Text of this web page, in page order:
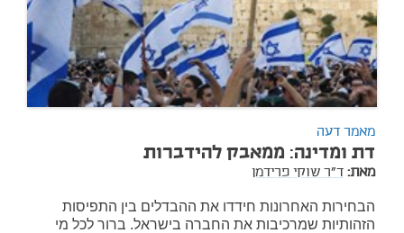
מאמר דעה
דת ומדינה: ממאבק להידברות
מאת: ד"ר שוקי פרידמן
הבחירות האחרונות חידדו את ההבדלים בין התפיסות
הזהותיות שמרכיבות את החברה בישראל. ברור לכל מי